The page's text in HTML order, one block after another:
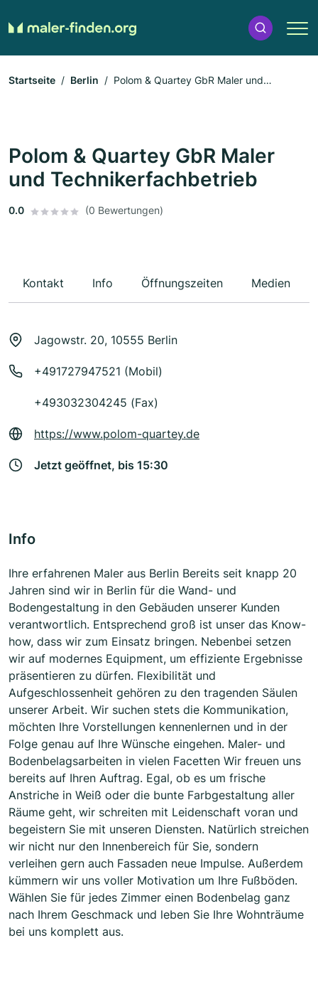
Startseite Berlin
Polom & Quartey GbR Maler und
Polom & Quartey GbR Maler
und Technikerfachbetrieb
0.0 (0 Bewertungen)
Kontakt Info Öffnungszeiten Medien
Jagowstr. 20, 10555 Berlin
+491727947521 (Mobil)
+493032304245 (Fax)
https://www.polom-quartey.de
Jetzt geöffnet, bis 15:30
Info
Ihre erfahrenen Maler aus Berlin Bereits seit knapp 20
Jahren sind wir in Berlin für die Wand- und
Bodengestaltung in den Gebäuden unserer Kunden
verantwortlich. Entsprechend groß ist unser das Know-
how, dass wir zum Einsatz bringen. Nebenbei setzen
wir auf modernes Equipment, um effiziente Ergebnisse
präsentieren zu dürfen. Flexibilität und
Aufgeschlossenheit gehören zu den tragenden Säulen
unserer Arbeit. Wir suchen stets die Kommunikation,
möchten Ihre Vorstellungen kennenlernen und in der
Folge genau auf Ihre Wünsche eingehen. Maler- und
Bodenbelagsarbeiten in vielen Facetten Wir freuen uns
bereits auf Ihren Auftrag. Egal, ob es um frische
Anstriche in Weiß oder die bunte Farbgestaltung aller
Räume geht, wir schreiten mit Leidenschaft voran und
begeistern Sie mit unseren Diensten. Natürlich streichen
wir nicht nur den Innenbereich für Sie, sondern
verleihen gern auch Fassaden neue Impulse. Außerdem
kümmern wir uns voller Motivation um Ihre Fußböden.
Wählen Sie für jedes Zimmer einen Bodenbelag ganz
nach Ihrem Geschmack und leben Sie Ihre Wohnträume
bei uns komplett aus.